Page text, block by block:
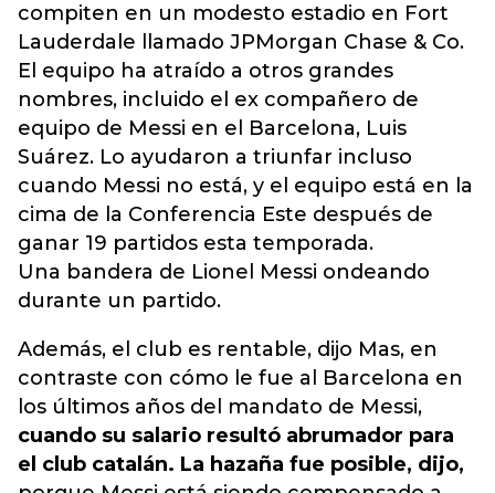
compiten en un modesto estadio en Fort
Lauderdale llamado JPMorgan Chase & Co.
El equipo ha atraído a otros grandes
nombres, incluido el ex compañero de
equipo de Messi en el Barcelona, ​​Luis
Suárez. Lo ayudaron a triunfar incluso
cuando Messi no está, y el equipo está en la
cima de la Conferencia Este después de
ganar 19 partidos esta temporada.
Una bandera de Lionel Messi ondeando
durante un partido.
Además, el club es rentable, dijo Mas, en
contraste con cómo le fue al Barcelona en
los últimos años del mandato de Messi,
cuando su salario resultó abrumador para
el club catalán. La hazaña fue posible, dijo,